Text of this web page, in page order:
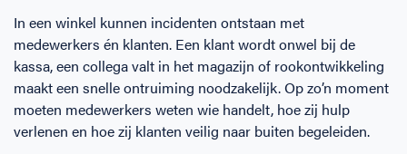
Inloggen
In een winkel kunnen incidenten ontstaan met
medewerkers én klanten. Een klant wordt onwel bij de
kassa, een collega valt in het magazijn of rookontwikkeling
maakt een snelle ontruiming noodzakelijk. Op zo’n moment
moeten medewerkers weten wie handelt, hoe zij hulp
verlenen en hoe zij klanten veilig naar buiten begeleiden.